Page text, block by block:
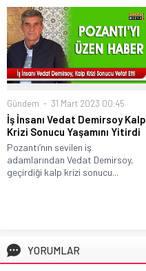
Gündem 31 Mart 2023 00:45
İş İnsanı Vedat Demirsoy Kalp
Krizi Sonucu Yaşamını Yitirdi
Pozantı’nın sevilen iş
adamlarından Vedat Demirsoy,
geçirdiği kalp krizi sonucu...
YORUMLAR